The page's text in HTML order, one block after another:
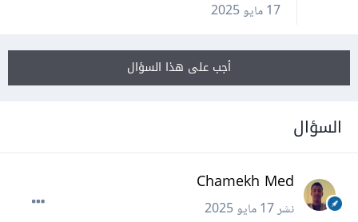
17 مايو 2025
أجب على هذا السؤال
السؤال
Chamekh Med
نشر17 مايو 2025